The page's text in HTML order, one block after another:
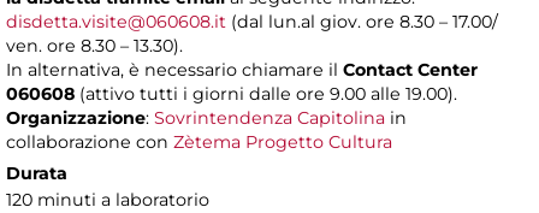
disdetta.visite@060608.it (dal lun.al giov. ore 8.30 – 17.00/
ven. ore 8.30 – 13.30).
In alternativa, è necessario chiamare il Contact Center
060608 (attivo tutti i giorni dalle ore 9.00 alle 19.00).
Organizzazione: Sovrintendenza Capitolina in
collaborazione con Zètema Progetto Cultura
Durata
120 minuti a laboratorio